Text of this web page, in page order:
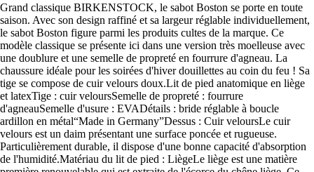
Grand classique BIRKENSTOCK, le sabot Boston se porte en toute
saison. Avec son design raffiné et sa largeur réglable individuellement,
le sabot Boston figure parmi les produits cultes de la marque. Ce
modèle classique se présente ici dans une version très moelleuse avec
une doublure et une semelle de propreté en fourrure d'agneau. La
chaussure idéale pour les soirées d'hiver douillettes au coin du feu ! Sa
tige se compose de cuir velours doux.Lit de pied anatomique en liège
et latexTige : cuir veloursSemelle de propreté : fourrure
d'agneauSemelle d'usure : EVADétails : bride réglable à boucle
ardillon en métal“Made in Germany”Dessus : Cuir veloursLe cuir
velours est un daim présentant une surface poncée et rugueuse.
Particulièrement durable, il dispose d'une bonne capacité d'absorption
de l'humidité.Matériau du lit de pied : LiègeLe liège est une matière